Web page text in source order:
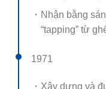
・Nhận bằng
“tapping” từ
1971
・Xây dựng và